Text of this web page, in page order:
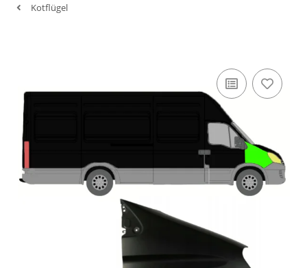
Kotflügel